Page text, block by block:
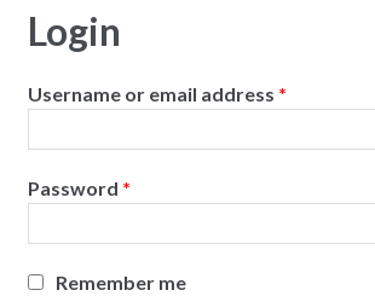
Login
Username or email address *
Password *
Remember me